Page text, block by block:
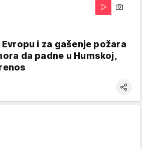
i za gašenje požara
da padne u Humskoj,